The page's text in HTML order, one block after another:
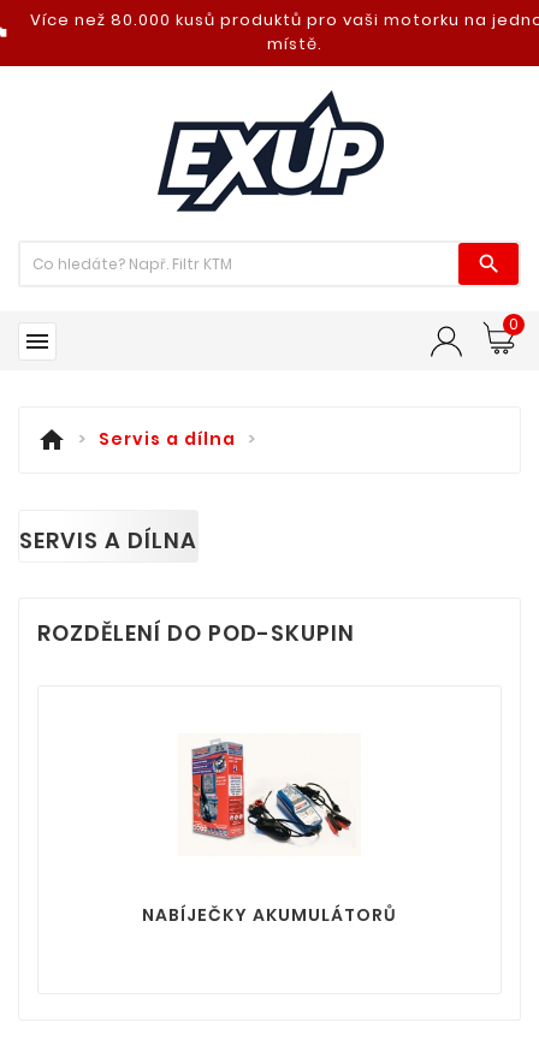
Více než 80.000 kusů produktů pro vaši motorku na
místě.


0
home Servis a dílna
SERVIS A DÍLNA
ROZDĚLENÍ DO POD-SKUPIN
NABÍJEČKY AKUMULÁTORŮ